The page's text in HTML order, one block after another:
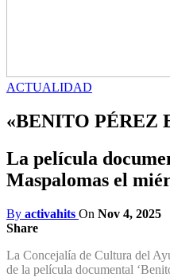
ACTUALIDAD
«BENITO PÉREZ
La película
Maspalomas el
By activahits On Nov 4, 2025
Share
La Concejalía de Cultura del
de la película documental